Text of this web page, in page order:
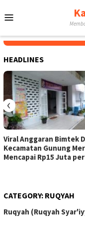
to
HEADLINES
Viral Anggaran Bimtek
Kecamatan Gunung
Mencapai Rp15 Juta
‹
CATEGORY: RUQYAH
Ruqyah (Ruqyah